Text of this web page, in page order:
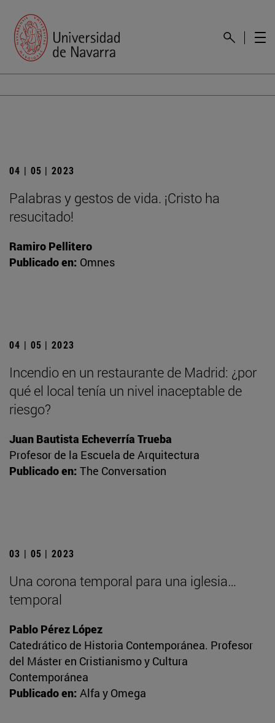
04 | 05 | 2023
Palabras y gestos de vida. ¡Cristo ha
resucitado!
Ramiro Pellitero
Publicado en: Omnes
04 | 05 | 2023
Incendio en un restaurante de Madrid: ¿por
qué el local tenía un nivel inaceptable de
riesgo?
Juan Bautista Echeverría Trueba
Profesor de la Escuela de Arquitectura
Publicado en: The Conversation
03 | 05 | 2023
Una corona temporal para una iglesia…
temporal
Pablo Pérez López
Catedrático de Historia Contemporánea. Profesor
del Máster en Cristianismo y Cultura
Contemporánea
Publicado en: Alfa y Omega